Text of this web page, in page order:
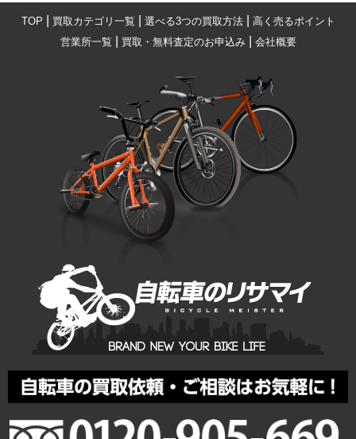
TOP 買取カテゴリ一覧 選べる3つの買取方法| 高く売るポイント
営業所一覧
買取・無料査定のお申込み| 会社概要